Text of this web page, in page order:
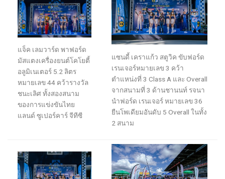
แจ็ค เลมวาร์ด พาฟอร์ด
มัสแตงเครื่องยนต์โคโยตี้
อลูมิเนเตอร์ 5.2 ลิตร
หมายเลข 44 คว้ารางวัล
ชนะเลิศ ทั้งสองสนาม
ของการแข่งขันไทย
แลนด์ ซูเปอร์คาร์ จีทีซี
แซนดี้ เคราแก้ว สตูวิค ขับฟอร์ด
เรนเจอร์หมายเลข 3 คว้า
ตำแหน่งที่ 3 Class A และ Overall
จากสนามที่ 3 ด้านชานนท์ รจนา
นำฟอร์ด เรนเจอร์หมายเลข 36
ยืนโพเดียมอันดับ 5 Overall ในทั้ง
2 สนาม